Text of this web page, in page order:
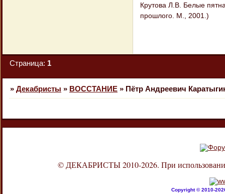
Крутова Л.В. Белые
прошлого. М., 2001.)
Страница: 1
» Декабристы » ВОССТАНИЕ » Пётр Андреевич
© ДЕКАБРИСТЫ 2010-2026. При использовании
Copyright © 2010-